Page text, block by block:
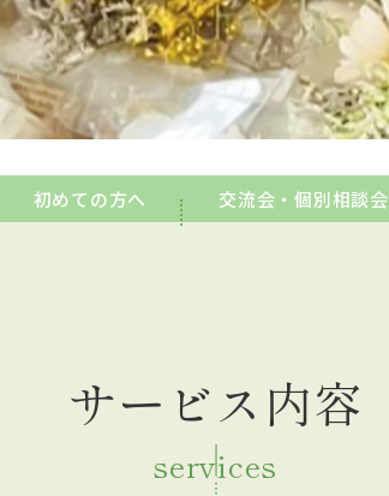
初めての方へ 交流会・個別相談会
サービス内容
services